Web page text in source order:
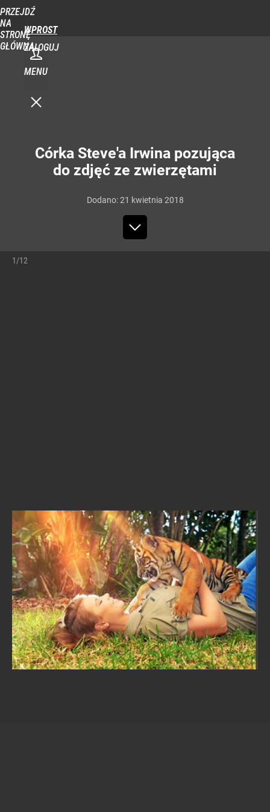
PRZEJDŹ
NA
STRONĘ
GŁÓWNĄ
WPROST
ZALOGUJ
MENU
Córka Steve'a Irwina pozująca
do zdjęć ze zwierzętami
Dodano:21 kwietnia 2018